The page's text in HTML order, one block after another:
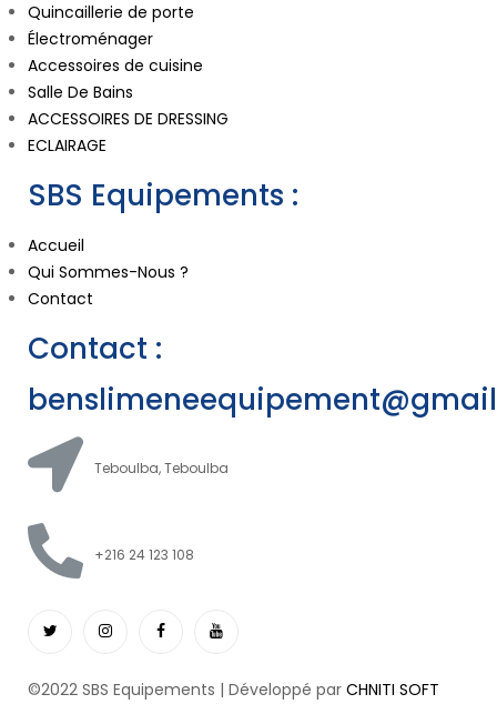
Quincaillerie de porte
Électroménager
Accessoires de cuisine
Salle De Bains
ACCESSOIRES DE DRESSING
ECLAIRAGE
SBS Equipements :
Accueil
Qui Sommes-Nous ?
Contact
Contact :
Teboulba, Teboulba
+216 24 123 108
©2022 SBS Equipements | Développé par CHNITI SOFT